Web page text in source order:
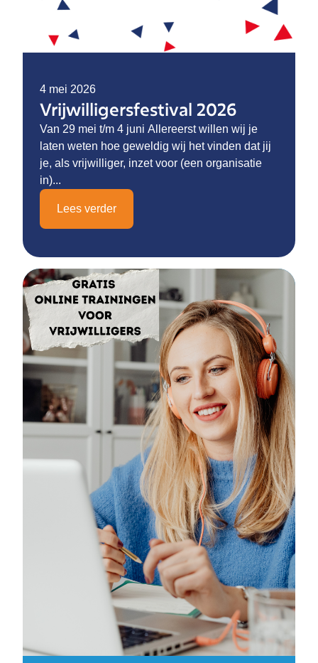
4 mei 2026
Vrijwilligersfestival 2026
Van 29 mei t/m 4 juni Allereerst willen wij je
laten weten hoe geweldig wij het vinden dat jij
je, als vrijwilliger, inzet voor (een organisatie
in)...
Lees verder